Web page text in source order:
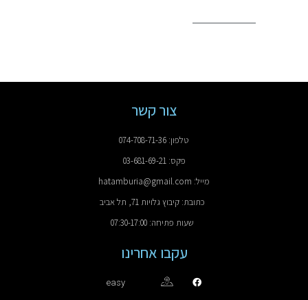
צור קשר
טלפון: 074-708-71-36
פקס: 03-681-69-21
מייל: hatamburia@gmail.com
כתובת: קיבוץ גלויות 71, תל אביב
שעות פתיחה: 07:30-17:00
עקבו אחרינו
easy